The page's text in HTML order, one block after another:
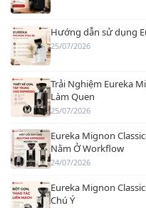
Hướng dẫn sử dụng
25/07/2026
Trải Nghiệm Eureka
Làm Quen
25/07/2026
Eureka Mignon
Nằm Ở Workflow
24/07/2026
Eureka Mignon
Chú Ý